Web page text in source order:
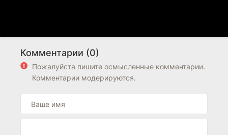
Комментарии (0)
Пожалуйста пишите осмысленные комментарии.
Комментарии модерируются.